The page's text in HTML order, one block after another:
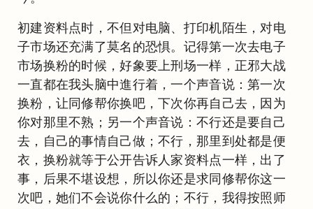
初建资料点时，不但对电脑、打印机陌生，对电
子市场还充满了莫名的恐惧。记得第一次去电子
市场换粉的时候，好象要上刑场一样，正邪大战
一直都在我头脑中進行着，一个声音说：第一次
换粉，让同修帮你换吧，下次你再自己去，因为
你对那里不熟；另一个声音说：不行还是要自己
去，自己的事情自己做；不行，那里到处都是便
衣，换粉就等于公开告诉人家资料点一样，出了
事，后果不堪设想，所以你还是求同修帮你这一
次吧，她们不会说你什么的；不行，我得按照师